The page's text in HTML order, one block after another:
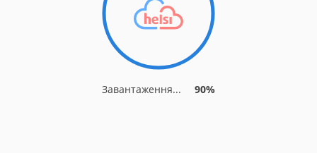
Завантаження... 90%